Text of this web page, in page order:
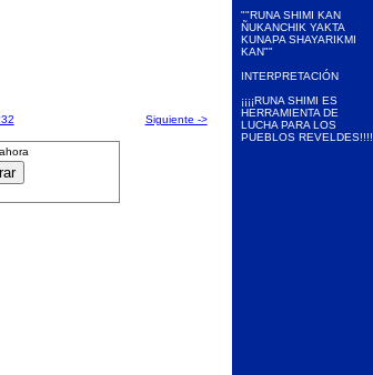
Siguiente ->
""RUNA SHIMI KAN
ÑUKANCHIK YAKTA
KUNAPA SHAYARIKMI
KAN""
INTERPRETACIÓN
¡¡¡¡RUNA SHIMI ES
HERRAMIENTA DE
LUCHA PARA LOS
PUEBLOS REVELDES!!!!